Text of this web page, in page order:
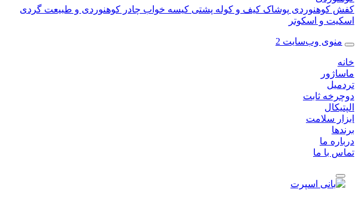
کفش کوهنوردی پوشاک کیف و کوله پشتی کیسه خواب چادر کوهنوردی و طبیعت گردی
اسکیت و اسکوتر
منوی وب‌سایت 2
خانه
ماساژور
تردمیل
دوچرخه ثابت
الپتیکال
ابزار سلامت
برندها
درباره ما
تماس با ما